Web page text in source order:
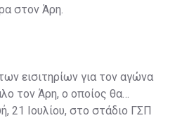
στον Άρη.
εισιτηρίων για τον αγώνα
τον Άρη, ο οποίος θα
21 Ιουλίου, στο στάδιο ΓΣΠ